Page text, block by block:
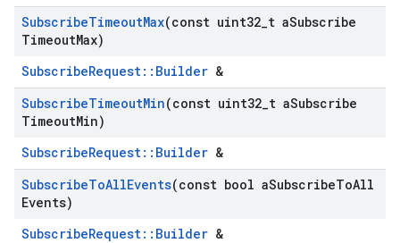
SubscribeTimeoutMax(const uint32 t aSubscribe
TimeoutMax)
SubscribeRequest::Builder &
SubscribeTimeoutMin(const uint32 t aSubscribe
TimeoutMin)
SubscribeRequest::Builder &
SubscribeToAllEvents(const bool aSubscribeToAll
Events)
SubscribeRequest::Builder &